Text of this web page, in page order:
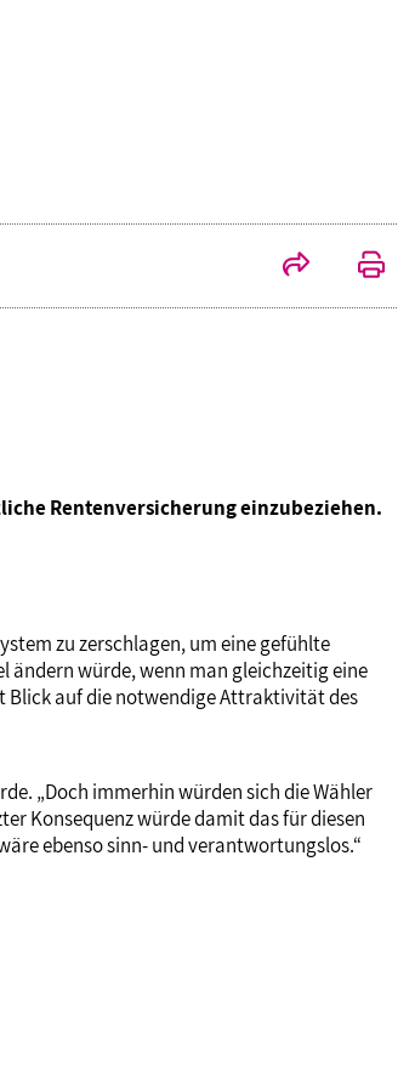
Rentenversicherung einzubeziehen.
zu zerschlagen, um eine gefühlte
ändern würde, wenn man gleichzeitig eine
Blick auf die notwendige Attraktivität des
„Doch immerhin würden sich die Wähler
Konsequenz würde damit das für diesen
ebenso sinn- und verantwortungslos.“